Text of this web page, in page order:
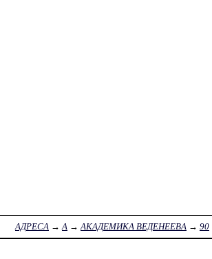
АДРЕСА→А→АКАДЕМИКА ВЕДЕНЕЕВА→ 90